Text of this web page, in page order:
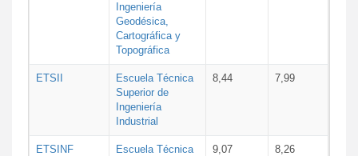
Ingeniería
Geodésica,
Cartográfica y
Topográfica
ETSII
Escuela Técnica
Superior de
Ingeniería
Industrial
8,44 7,99
ETSINF
Escuela Técnica
9,07 8,26